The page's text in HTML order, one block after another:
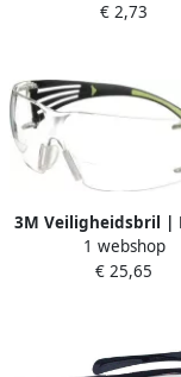
€ 2,73
3M Veiligheidsbril |
| beugel zwart
helder +1 5 |
1 webshop
€ 25,65